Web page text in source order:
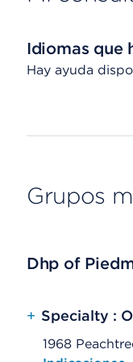
Idiomas que
Hay ayuda
Grupos
Dhp of
+ Specialty :
1968